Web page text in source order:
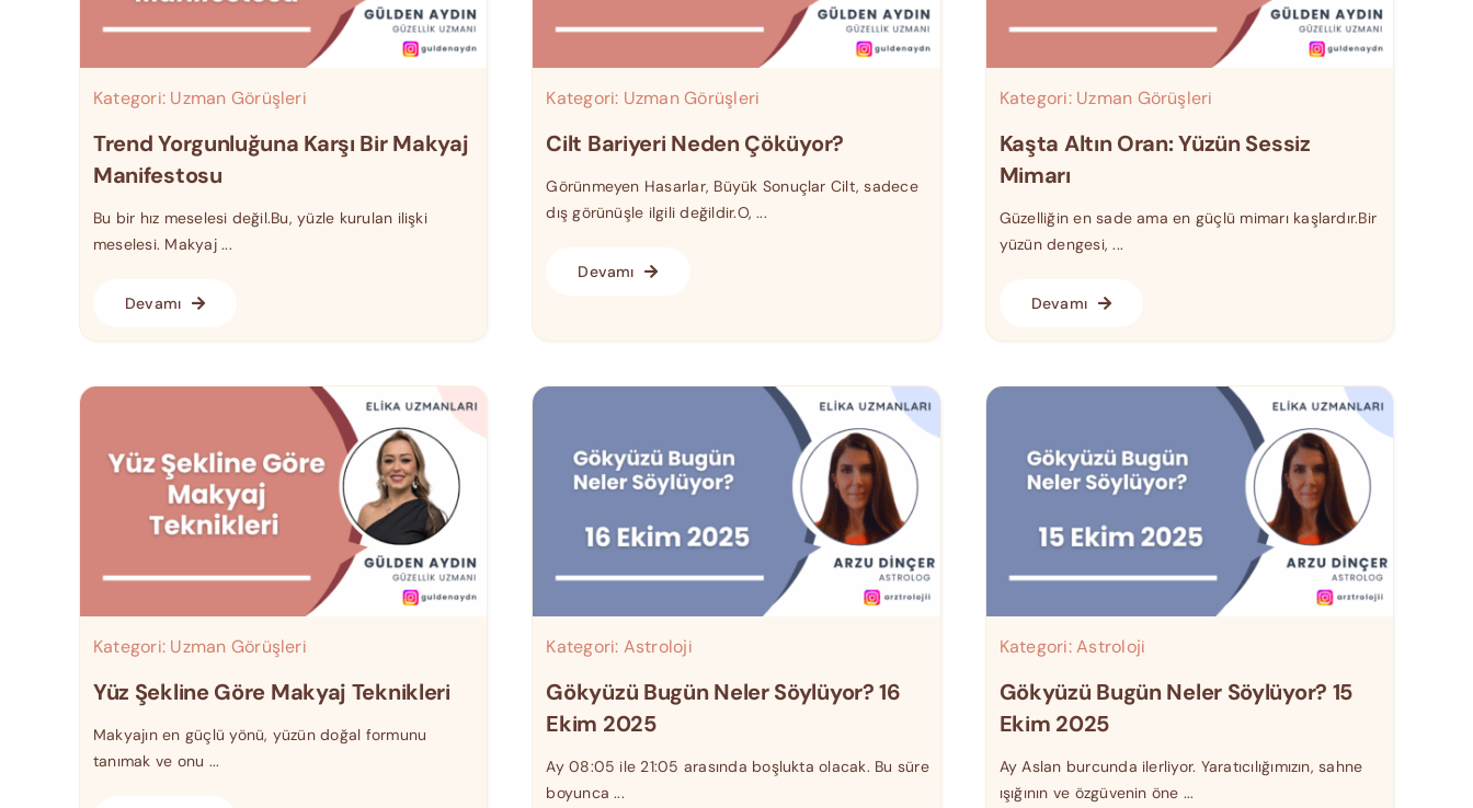
Kategori: Uzman Görüşleri
Trend Yorgunluğuna Karşı Bir Makyaj
Manifestosu
Bu bir hız meselesi değil.Bu, yüzle kurulan ilişki
meselesi. Makyaj ...
Devamı
Kategori: Uzman Görüşleri
Cilt Bariyeri Neden Çöküyor?
Görünmeyen Hasarlar, Büyük Sonuçlar Cilt, sadece
dış görünüşle ilgili değildir.O, ...
Devamı
Kategori: Uzman Görüşleri
Kaşta Altın Oran: Yüzün Sessiz
Mimarı
Güzelliğin en sade ama en güçlü mimarı kaşlardır.Bir
yüzün dengesi, ...
Devamı
Kategori: Uzman Görüşleri
Yüz Şekline Göre Makyaj Teknikleri
Makyajın en güçlü yönü, yüzün doğal formunu
tanımak ve onu ...
Kategori: Astroloji
Gökyüzü Bugün Neler Söylüyor? 16
Ekim 2025
Ay 08:05 ile 21:05 arasında boşlukta olacak. Bu süre
boyunca ...
Kategori:Astroloji
Gökyüzü Bugün Neler Söylüyor? 15
Ekim 2025
Ay Aslan burcunda ilerliyor. Yaratıcılığımızın, sahne
ışığının ve özgüvenin öne ...